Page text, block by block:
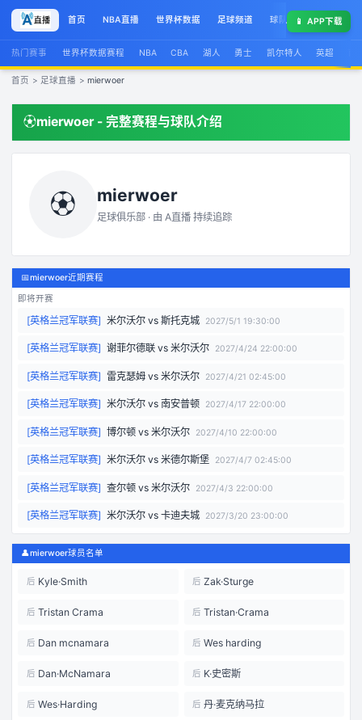
首页 NBA直播 世界杯数据 足球频道 球队榜 球星集锦
📱 APP下载
热门赛事 世界杯数据赛程 NBA CBA 湖人 勇士 凯尔特人 英超
首页 > 足球直播 > mierwoer
⚽mierwoer- 完整赛程与球队介绍
⚽ mierwoer
足球俱乐部 · 由 A直播 持续追踪
📅mierwoer近期赛程
即将开赛
[英格兰冠军联赛] 米尔沃尔vs 斯托克城 2027/5/1 19:30:00
[英格兰冠军联赛] 谢菲尔德联vs 米尔沃尔 2027/4/24 22:00:00
[英格兰冠军联赛] 雷克瑟姆vs 米尔沃尔 2027/4/21 02:45:00
[英格兰冠军联赛] 米尔沃尔vs 南安普顿 2027/4/17 22:00:00
[英格兰冠军联赛] 博尔顿vs 米尔沃尔 2027/4/10 22:00:00
[英格兰冠军联赛] 米尔沃尔vs 米德尔斯堡 2027/4/7 02:45:00
[英格兰冠军联赛] 查尔顿vs 米尔沃尔 2027/4/3 22:00:00
[英格兰冠军联赛] 米尔沃尔vs 卡迪夫城 2027/3/20 23:00:00
👤mierwoer球员名单
后 Kyle·Smith 后 Zak·Sturge
后 Tristan Crama 后 Tristan·Crama
后 Dan mcnamara 后 Wes harding
后 Dan·McNamara 后 K·史密斯
后 Wes·Harding 后 丹·麦克纳马拉